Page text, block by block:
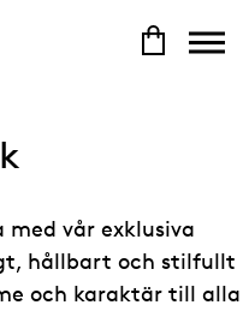
vår exklusiva
hållbart och stilfullt
och karaktär till alla